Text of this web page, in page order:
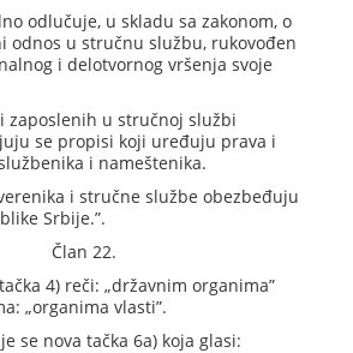
odlučuje, u skladu sa zakonom, o
odnos u stručnu službu, rukovođen
i delotvornog vršenja svoje
zaposlenih u stručnoj službi
se propisi koji uređuju prava i
i nameštenika.
i stručne službe obezbeđuju
Srbije.”.
Član 22.
4) reči: „državnim organima”
„organima vlasti”.
se nova tačka 6a) koja glasi: